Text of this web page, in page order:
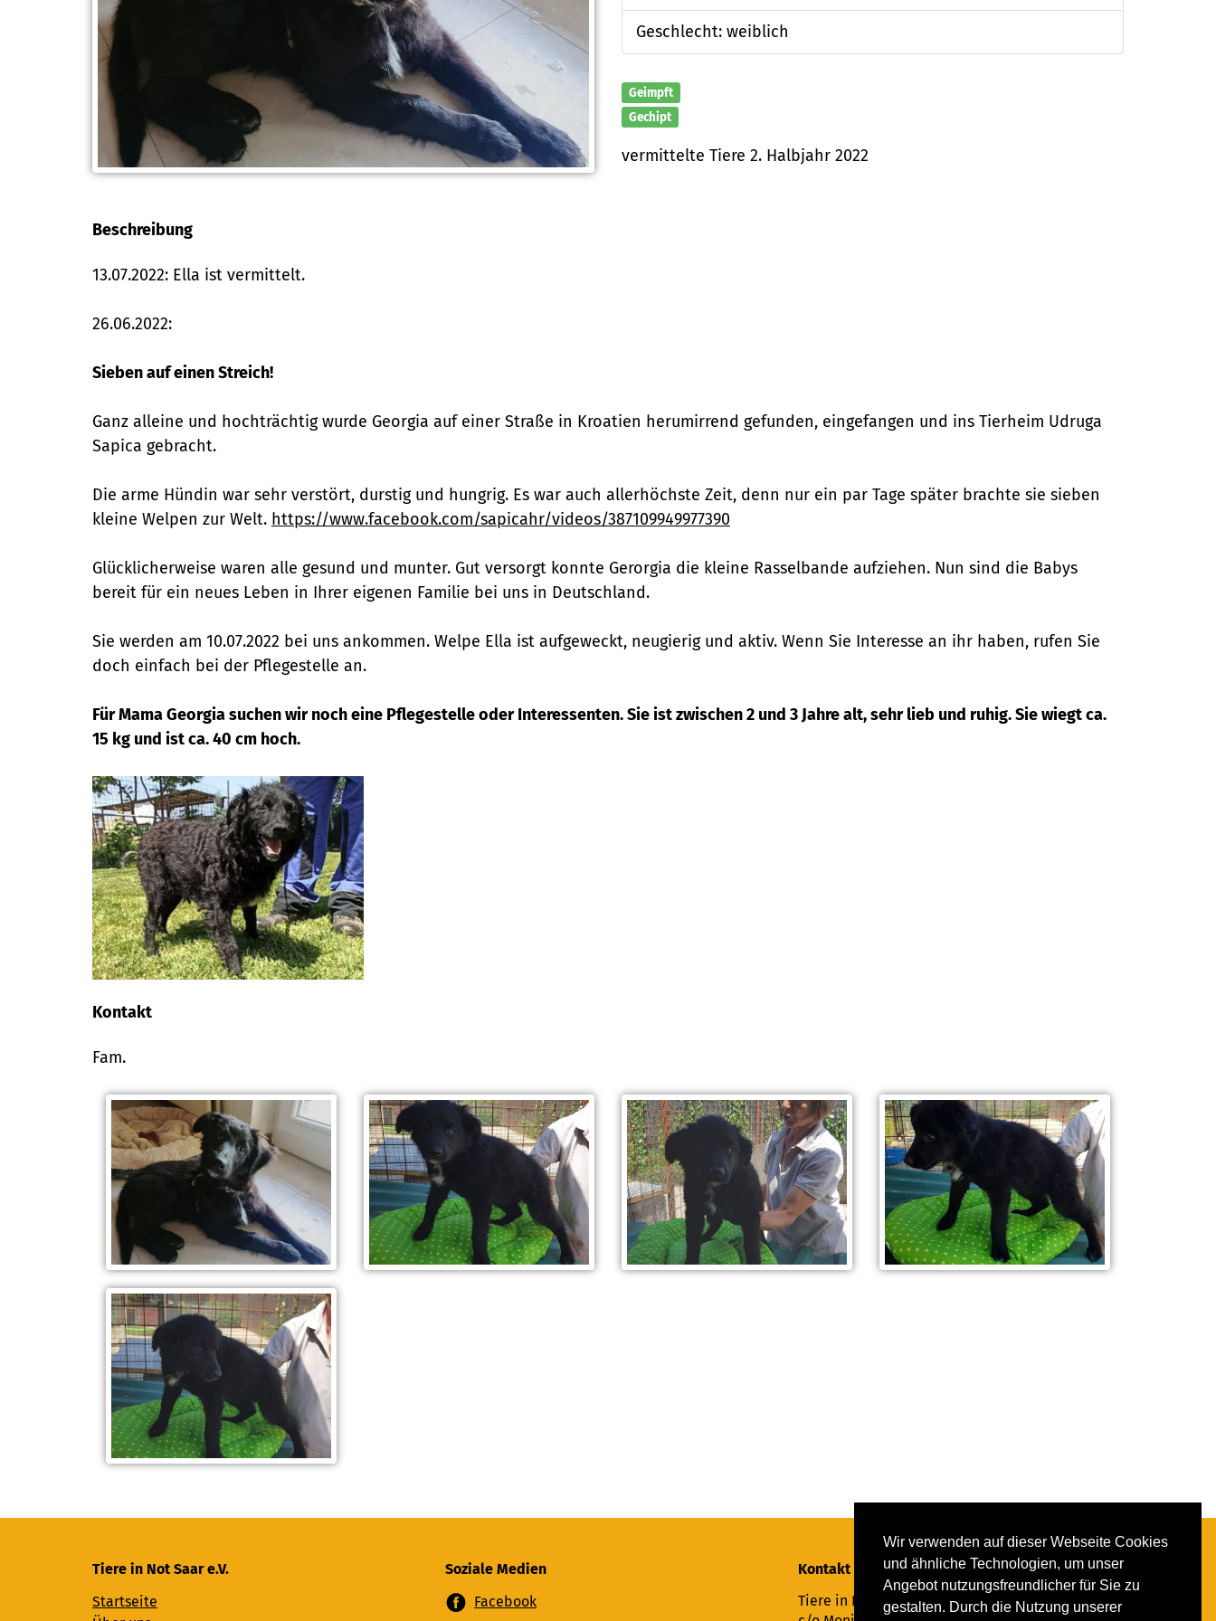
Wir verwenden auf dieser Webseite Cookies
und ähnliche Technologien, um unser
Angebot nutzungsfreundlicher für Sie zu
gestalten. Durch die Nutzung unserer
Geschlecht: weiblich
Geimpft
Gechipt
vermittelte Tiere 2. Halbjahr 2022
Beschreibung
13.07.2022: Ella ist vermittelt.
26.06.2022:
Sieben auf einen Streich!
Ganz alleine und hochträchtig wurde Georgia auf einer Straße in Kroatien herumirrend gefunden, eingefangen und ins Tierheim Udruga
Sapica gebracht.
Die arme Hündin war sehr verstört, durstig und hungrig. Es war auch allerhöchste Zeit, denn nur ein par Tage später brachte sie sieben
kleine Welpen zur Welt. https://www.facebook.com/sapicahr/videos/387109949977390
Glücklicherweise waren alle gesund und munter. Gut versorgt konnte Gerorgia die kleine Rasselbande aufziehen. Nun sind die Babys
bereit für ein neues Leben in Ihrer eigenen Familie bei uns in Deutschland.
Sie werden am 10.07.2022 bei uns ankommen. Welpe Ella ist aufgeweckt, neugierig und aktiv. Wenn Sie Interesse an ihr haben, rufen Sie
doch einfach bei der Pflegestelle an.
Für Mama Georgia suchen wir noch eine Pflegestelle oder Interessenten. Sie ist zwischen 2 und 3 Jahre alt, sehr lieb und ruhig. Sie wiegt ca.
15 kg und ist ca. 40 cm hoch.
Kontakt
Fam.
Tiere in Not Saar e.V.
Startseite
Soziale Medien
Facebook
Kontakt
Tiere in Not Saar e.V.